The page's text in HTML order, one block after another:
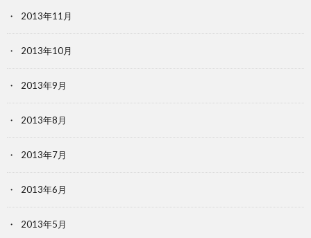
2013年11月
2013年10月
2013年9月
2013年8月
2013年7月
2013年6月
2013年5月